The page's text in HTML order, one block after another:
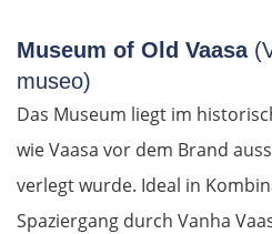
Museum of Old Vaasa
museo)
Das Museum liegt im
wie Vaasa vor dem Brand
verlegt wurde. Ideal in
Spaziergang durch Vanha
Livanates
Chalkida
SÜDROUTE